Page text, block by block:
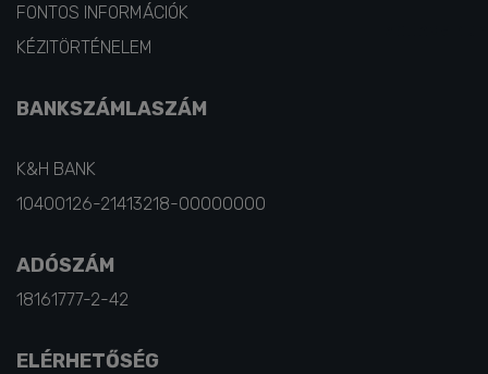
FONTOS INFORMÁCIÓK
KÉZITÖRTÉNELEM
BANKSZÁMLASZÁM
K&H BANK
10400126-21413218-00000000
ADÓSZÁM
18161777-2-42
ELÉRHETŐSÉG